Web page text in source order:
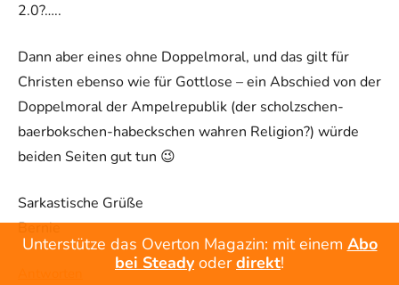
2.0?…..
Dann aber eines ohne Doppelmoral, und das gilt für
Christen ebenso wie für Gottlose – ein Abschied von der
Doppelmoral der Ampelrepublik (der scholzschen-
baerbokschen-habeckschen wahren Religion?) würde
beiden Seiten gut tun 😉
Sarkastische Grüße
Bernie
Unterstütze das Overton Magazin: mit einem Abo
bei Steady oderdirekt!